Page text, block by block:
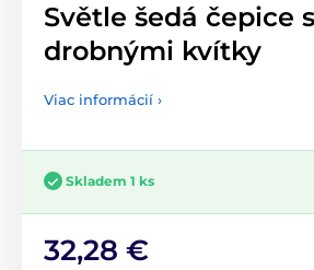
Světle šedá čepice s
drobnými kvítky
Viac informácií ›
Skladem 1 ks
32,28 €